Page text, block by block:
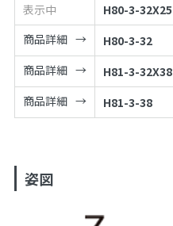
表示中
H80-3-32X25
商品詳細
H80-3-32
商品詳細
H81-3-32X38
商品詳細
H81-3-38
姿図